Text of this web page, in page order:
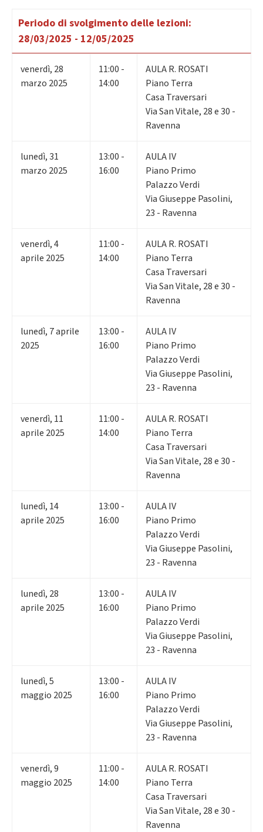
Periodo di svolgimento delle lezioni:
28/03/2025 - 12/05/2025
venerdì, 28
marzo 2025
11:00 -
14:00
AULA R. ROSATI
Piano Terra
Casa Traversari
Via San Vitale, 28 e 30 -
Ravenna
lunedì,31
marzo 2025
13:00 -
16:00
AULA IV
Piano Primo
Palazzo Verdi
Via Giuseppe Pasolini,
23 - Ravenna
venerdì,4
aprile 2025
11:00 -
14:00
AULA R. ROSATI
Piano Terra
Casa Traversari
Via San Vitale, 28 e 30 -
Ravenna
lunedì, 7aprile
2025
13:00 -
16:00
AULA IV
Piano Primo
Palazzo Verdi
Via Giuseppe Pasolini,
23 - Ravenna
venerdì, 11
aprile 2025
11:00 -
14:00
AULA R. ROSATI
Piano Terra
Casa Traversari
Via San Vitale, 28 e 30 -
Ravenna
lunedì, 14
aprile 2025
13:00 -
16:00
AULA IV
Piano Primo
Palazzo Verdi
Via Giuseppe Pasolini,
23 - Ravenna
lunedì, 28
aprile 2025
13:00 -
16:00
AULA IV
Piano Primo
Palazzo Verdi
Via Giuseppe Pasolini,
23 - Ravenna
lunedì,5
maggio 2025
13:00 -
16:00
AULA IV
Piano Primo
Palazzo Verdi
Via Giuseppe Pasolini,
23 - Ravenna
venerdì,9
maggio 2025
11:00 -
14:00
AULA R. ROSATI
Piano Terra
Casa Traversari
Via San Vitale, 28 e 30 -
Ravenna